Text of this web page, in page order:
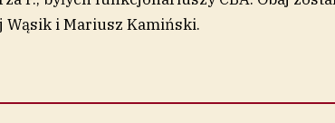
Wąsik i Mariusz Kamiński.